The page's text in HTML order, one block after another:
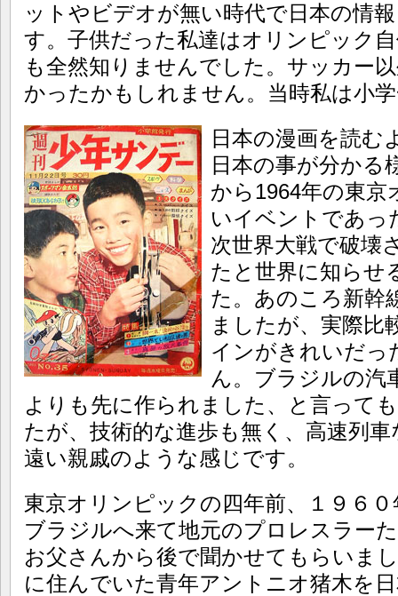
ットやビデオが無い時代で日本の情
す。子供だった私達はオリンピック
も全然知りませんでした。サッカー
かったかもしれません。当時私は小
日本の漫画を読む
日本の事が分かる
から1964年の東
いイベントであっ
次世界大戦で破壊
たと世界に知らせ
た。あのころ新幹
ましたが、実際比
インがきれいだっ
ん。ブラジルの汽
よりも先に作られました、と言って
たが、技術的な進歩も無く、高速列
遠い親戚のような感じです。
東京オリンピックの四年前、１９６
ブラジルへ来て地元のプロレスラー
お父さんから後で聞かせてもらいま
に住んでいた青年アントニオ猪木を